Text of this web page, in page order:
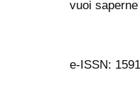
vuoi
e-ISSN: